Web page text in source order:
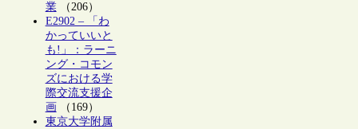
業（206）
E2902 – 「わ
かっていいと
も!」：ラーニ
ング・コモン
ズにおける学
際交流支援企
画 （169）
東京大学附属